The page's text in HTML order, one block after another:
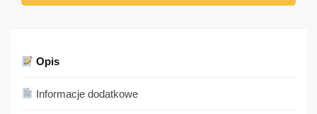
Opis
Informacje dodatkowe